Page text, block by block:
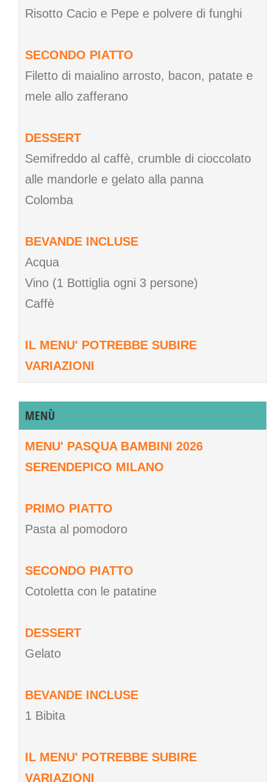
Risotto Cacio e Pepe e polvere di funghi
SECONDO PIATTO
Filetto di maialino arrosto, bacon, patate e
mele allo zafferano
DESSERT
Semifreddo al caffè, crumble di cioccolato
alle mandorle e gelato alla panna
Colomba
BEVANDE INCLUSE
Acqua
Vino (1 Bottiglia ogni 3 persone)
Caffè
IL MENU' POTREBBE SUBIRE
VARIAZIONI
MENÙ
MENU' PASQUA BAMBINI 2026
SERENDEPICO MILANO
PRIMO PIATTO
Pasta al pomodoro
SECONDO PIATTO
Cotoletta con le patatine
DESSERT
Gelato
BEVANDE INCLUSE
1 Bibita
IL MENU' POTREBBE SUBIRE
VARIAZIONI